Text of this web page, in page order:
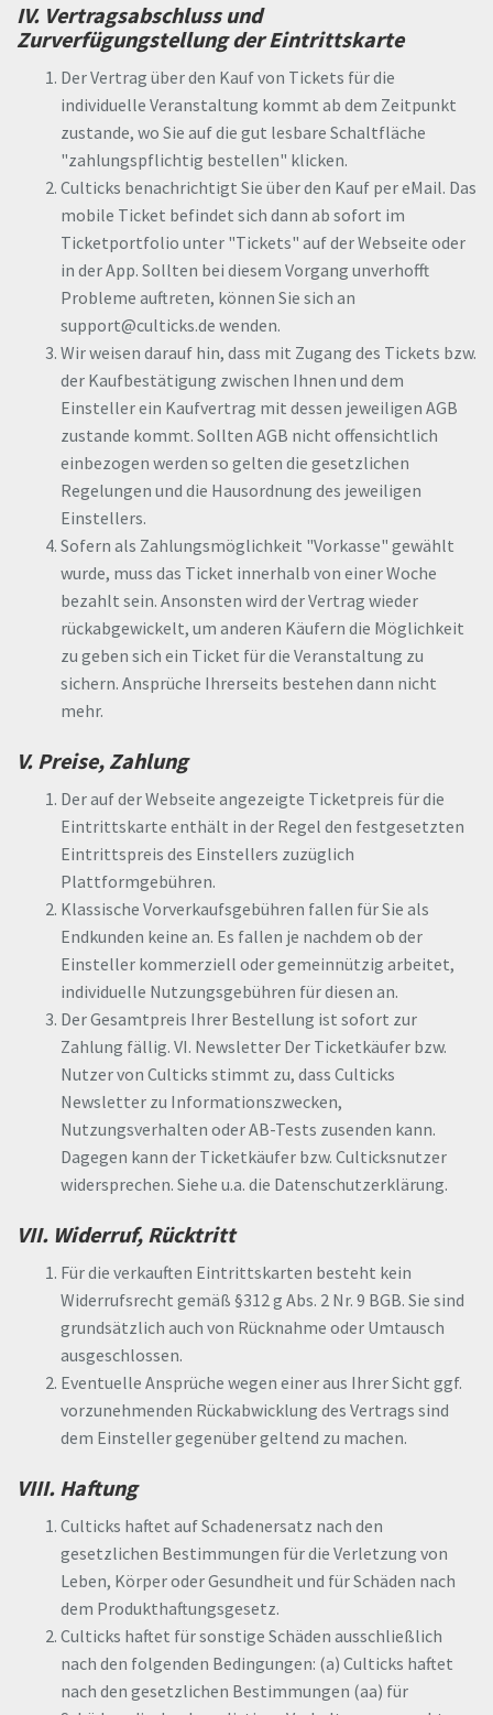
IV. Vertragsabschluss und
Zurverfügungstellung der Eintrittskarte
Der Vertrag über den Kauf von Tickets für die
individuelle Veranstaltung kommt ab dem Zeitpunkt
zustande, wo Sie auf die gut lesbare Schaltfläche
"zahlungspflichtig bestellen" klicken.
Culticks benachrichtigt Sie über den Kauf per eMail. Das
mobile Ticket befindet sich dann ab sofort im
Ticketportfolio unter "Tickets" auf der Webseite oder
in der App. Sollten bei diesem Vorgang unverhofft
Probleme auftreten, können Sie sich an
support@culticks.de wenden.
Wir weisen darauf hin, dass mit Zugang des Tickets bzw.
der Kaufbestätigung zwischen Ihnen und dem
Einsteller ein Kaufvertrag mit dessen jeweiligen AGB
zustande kommt. Sollten AGB nicht offensichtlich
einbezogen werden so gelten die gesetzlichen
Regelungen und die Hausordnung des jeweiligen
Einstellers.
Sofern als Zahlungsmöglichkeit "Vorkasse" gewählt
wurde, muss das Ticket innerhalb von einer Woche
bezahlt sein. Ansonsten wird der Vertrag wieder
rückabgewickelt, um anderen Käufern die Möglichkeit
zu geben sich ein Ticket für die Veranstaltung zu
sichern. Ansprüche Ihrerseits bestehen dann nicht
mehr.
V. Preise, Zahlung
Der auf der Webseite angezeigte Ticketpreis für die
Eintrittskarte enthält in der Regel den festgesetzten
Eintrittspreis des Einstellers zuzüglich
Plattformgebühren.
Klassische Vorverkaufsgebühren fallen für Sie als
Endkunden keine an. Es fallen je nachdem ob der
Einsteller kommerziell oder gemeinnützig arbeitet,
individuelle Nutzungsgebühren für diesen an.
Der Gesamtpreis Ihrer Bestellung ist sofort zur
Zahlung fällig. VI. Newsletter Der Ticketkäufer bzw.
Nutzer von Culticks stimmt zu, dass Culticks
Newsletter zu Informationszwecken,
Nutzungsverhalten oder AB-Tests zusenden kann.
Dagegen kann der Ticketkäufer bzw. Culticksnutzer
widersprechen. Siehe u.a. die Datenschutzerklärung.
VII. Widerruf, Rücktritt
Für die verkauften Eintrittskarten besteht kein
Widerrufsrecht gemäß §312 g Abs. 2 Nr. 9 BGB. Sie sind
grundsätzlich auch von Rücknahme oder Umtausch
ausgeschlossen.
Eventuelle Ansprüche wegen einer aus Ihrer Sicht ggf.
vorzunehmenden Rückabwicklung des Vertrags sind
dem Einsteller gegenüber geltend zu machen.
VIII. Haftung
Culticks haftet auf Schadenersatz nach den
gesetzlichen Bestimmungen für die Verletzung von
Leben, Körper oder Gesundheit und für Schäden nach
dem Produkthaftungsgesetz.
Culticks haftet für sonstige Schäden ausschließlich
nach den folgenden Bedingungen: (a) Culticks haftet
nach den gesetzlichen Bestimmungen (aa) für